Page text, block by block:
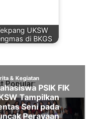
UKSW
di BKGS
Popular: